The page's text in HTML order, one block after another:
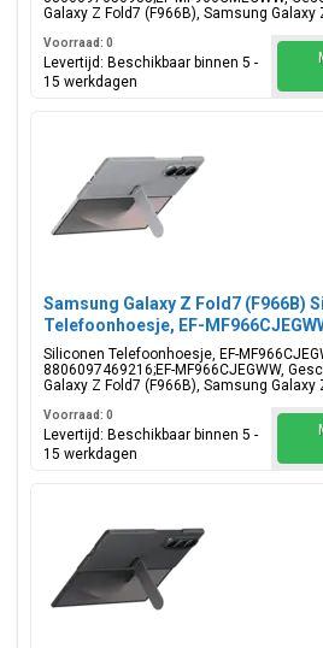
Galaxy Z Fold7 (F966B), Samsung Galaxy
Voorraad: 0
Levertijd: Beschikbaar binnen 5 -
15 werkdagen
Samsung Galaxy Z Fold7 (F966B)
Telefoonhoesje, EF-
Blisterverpakking,
Siliconen Telefoonhoesje, EF-
8806097469216;EF-MF966CJEGWW,
Galaxy Z Fold7 (F966B), Samsung Galaxy
Voorraad: 0
Levertijd: Beschikbaar binnen 5 -
15 werkdagen